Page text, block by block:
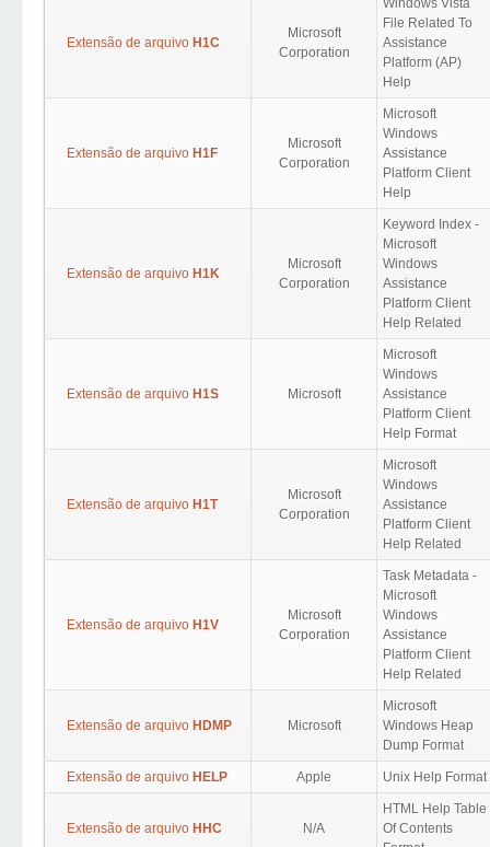
Extensão de arquivo H1C
Microsoft
Corporation
Windows Vista
File Related To
Assistance
Platform (AP)
Help
Extensão de arquivo H1F
Microsoft
Corporation
Microsoft
Windows
Assistance
Platform Client
Help
Extensão de arquivo H1K
Microsoft
Corporation
Keyword Index -
Microsoft
Windows
Assistance
Platform Client
Help Related
Extensão de arquivo H1S Microsoft
Microsoft
Windows
Assistance
Platform Client
Help Format
Extensão de arquivo H1T
Microsoft
Corporation
Microsoft
Windows
Assistance
Platform Client
Help Related
Extensão de arquivo H1V
Microsoft
Corporation
Task Metadata -
Microsoft
Windows
Assistance
Platform Client
Help Related
Extensão de arquivo HDMP Microsoft
Microsoft
Windows Heap
Dump Format
Extensão de arquivo HELP Apple Unix Help Format
Extensão de arquivo HHC N/A
HTML Help Table
Of Contents